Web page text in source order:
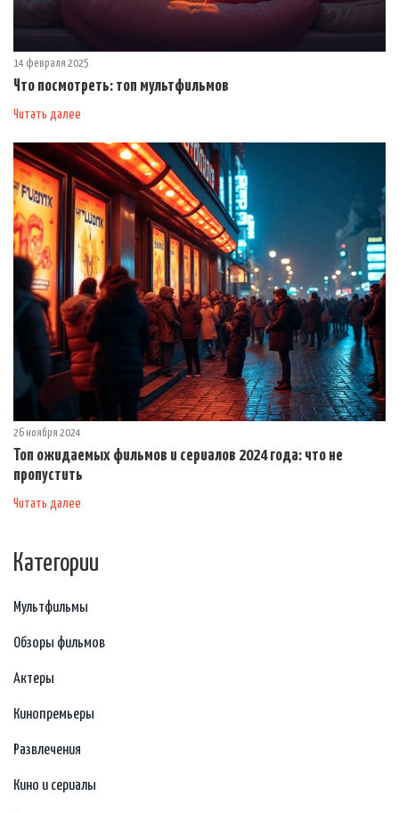
14 февраля 2025
Что посмотреть: топ мультфильмов
Читать далее
26 ноября 2024
Топ ожидаемых фильмов и сериалов 2024 года: что не
пропустить
Читать далее
Категории
Мультфильмы
Обзоры фильмов
Актеры
Кинопремьеры
Развлечения
Кино и сериалы